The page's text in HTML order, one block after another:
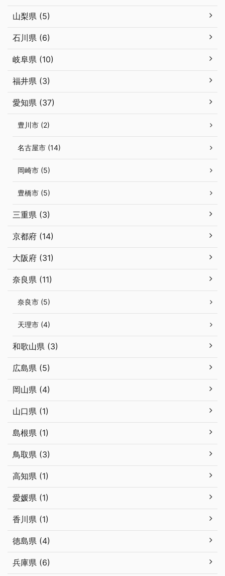
山梨県 (5)
石川県 (6)
岐阜県 (10)
福井県 (3)
愛知県 (37)
豊川市 (2)
名古屋市 (14)
岡崎市 (5)
豊橋市 (5)
三重県 (3)
京都府 (14)
大阪府 (31)
奈良県 (11)
奈良市 (5)
天理市 (4)
和歌山県 (3)
広島県 (5)
岡山県 (4)
山口県 (1)
島根県 (1)
鳥取県 (3)
高知県 (1)
愛媛県 (1)
香川県 (1)
徳島県 (4)
兵庫県 (6)